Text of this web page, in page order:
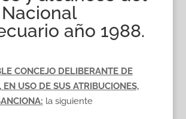
año 1988.
CONCEJO DELIBERANTE DE
USO DE SUS ATRIBUCIONES,
la siguiente